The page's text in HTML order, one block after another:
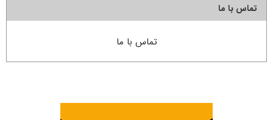
تماس با ما
تماس با ما